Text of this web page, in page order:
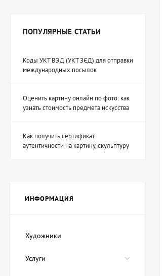
ПОПУЛЯРНЫЕ СТАТЬИ
Коды УКТ ВЭД (УКТ ЗЄД) для отправки
международных посылок
Оценить картину онлайн по фото: как
узнать стоимость предмета искусства
Как получить сертификат
аутентичности на картину, скульптуру
ИНФОРМАЦИЯ
Художники
Услуги
Скульптура Охотник на
фей, автор Шевчук
80 910 UAH